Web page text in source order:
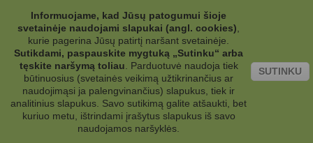
Kategorijos
Kosmetika
Kūno priežiūrai
Nuo prakaito
Kūno prausikliai
Informuojame, kad Jūsų patogumui šioje
svetainėje naudojami slapukai (angl. cookies)
kurie pagerina Jūsų patirtį naršant svetainėje.
Sutikdami, paspauskite mygtuką „Sutinku“ arba
tęskite naršymą toliau
Parduotuvė naudoja tiek
būtinuosius (svetainės veikimą užtikrinančius ar
naudojimąsi ja palengvinančius) slapukus, tiek ir
analitinius slapukus. Savo sutikimą galite atšaukti, bet
kuriuo metu, ištrindami įrašytus slapukus iš savo
naudojamos naršyklės.
SUTINKU